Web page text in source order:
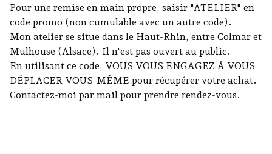
Pour une remise en main propre, saisir "ATELIER" en
code promo (non cumulable avec un autre code).
Mon atelier se situe dans le Haut-Rhin, entre Colmar et
Mulhouse (Alsace). Il n'est pas ouvert au public.
En utilisant ce code, VOUS VOUS ENGAGEZ À VOUS
DÉPLACER VOUS-MÊME pour récupérer votre achat.
Contactez-moi par mail pour prendre rendez-vous.